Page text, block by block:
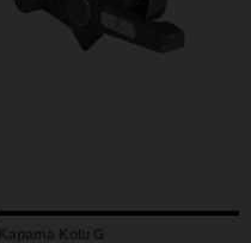
Kapama Kolu G